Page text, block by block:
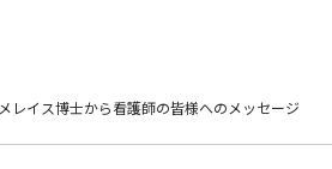
メレイス博士から看護師の皆様へのメッセージ